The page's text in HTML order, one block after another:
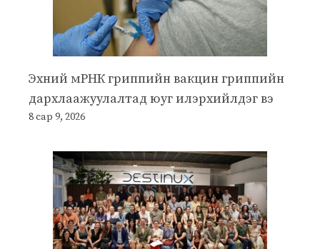
Эхний мРНК гриппийн вакцин гриппийн
дархлаажуулалтад юуг илэрхийлдэг вэ
8 сар 9, 2026